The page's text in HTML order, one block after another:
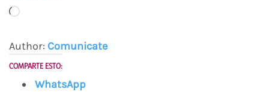
Cargando...
Author: Comunicate
COMPARTE ESTO:
WhatsApp